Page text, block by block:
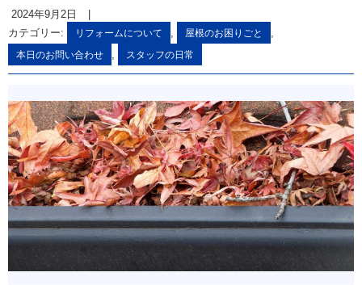
2024年9月2日
カテゴリー:
リフォームについて , 屋根のお困りごと ,
本日のお問い合わせ , スタッフの日常